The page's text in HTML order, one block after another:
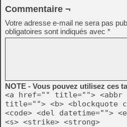
Commentaire ¬
Votre adresse e-mail ne sera pas
obligatoires sont indiqués avec *
NOTE - Vous pouvez utilisez ces
<a href="" title=""> <abbr
title=""> <b> <blockquote
<code> <del datetime="">
<s> <strike> <strong>